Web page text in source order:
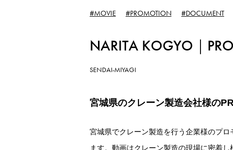
CONTACT お問合せ／お
#MOVIE #PROMOTION #DOCUMENT
NARITA KOGYO｜
SENDAI-MIYAGI
宮城県のクレーン製造会社様の
宮城県でクレーン製造を行う企業様のプ
ます。動画はクレーン製造の現場に密着